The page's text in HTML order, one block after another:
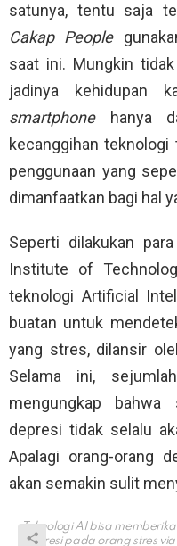
satunya, tentu saja
Cakap People
saat ini. Mungkin
jadinya kehidupan
smartphonehanya
kecanggihan
penggunaan yang
dimanfaatkan bagi hal
Seperti dilakukan
Institute of
teknologi Artificial
buatan untuk
yang stres, dilansir
Selama ini,
mengungkap bahwa
depresi tidak selalu
Apalagi orang-orang
akan semakin sulit
Teknologi AI bisa
depresi pada orang stres